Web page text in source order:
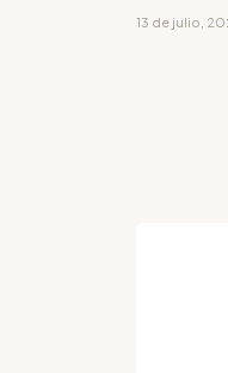
13 de julio,